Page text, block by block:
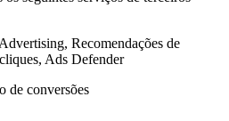
Recomendações de
Ads Defender
de conversões